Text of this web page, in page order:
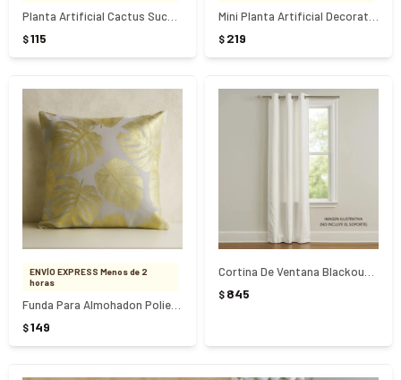
$115 $ 219
ENVÍO EXPRESS Menos de 2
horas
$149
$ 845